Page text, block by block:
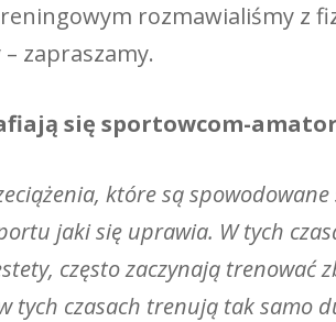
rozmawialiśmy z
zapraszamy.
się sportowcom-
które są
jaki się uprawia. W tych
często zaczynają trenować
tych czasach trenują tak samo